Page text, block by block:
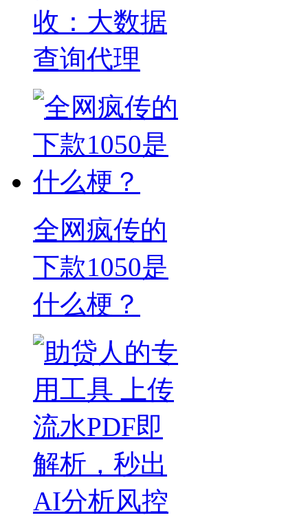
收：大数据
查询代理
全网疯传的
下款1050是
什么梗？